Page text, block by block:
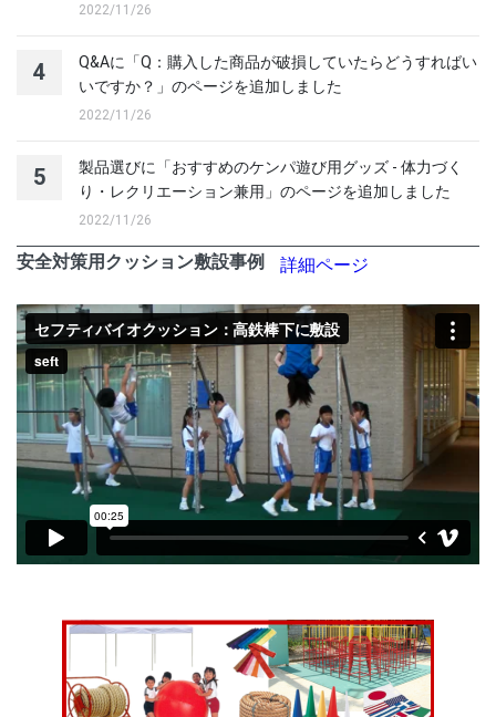
2022/11/26
4
Q&Aに「Q：購入した商品が破損していたらどうすればい
いですか？」のページを追加しました
2022/11/26
5
製品選びに「おすすめのケンパ遊び用グッズ - 体力づく
り・レクリエーション兼用」のページを追加しました
2022/11/26
安全対策用クッション敷設事例 詳細ページ